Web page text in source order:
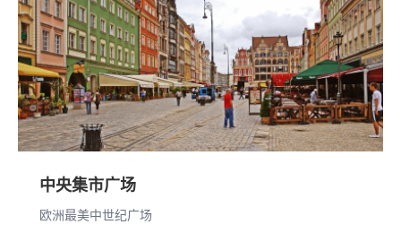
中央集市广场
欧洲最美中世纪广场